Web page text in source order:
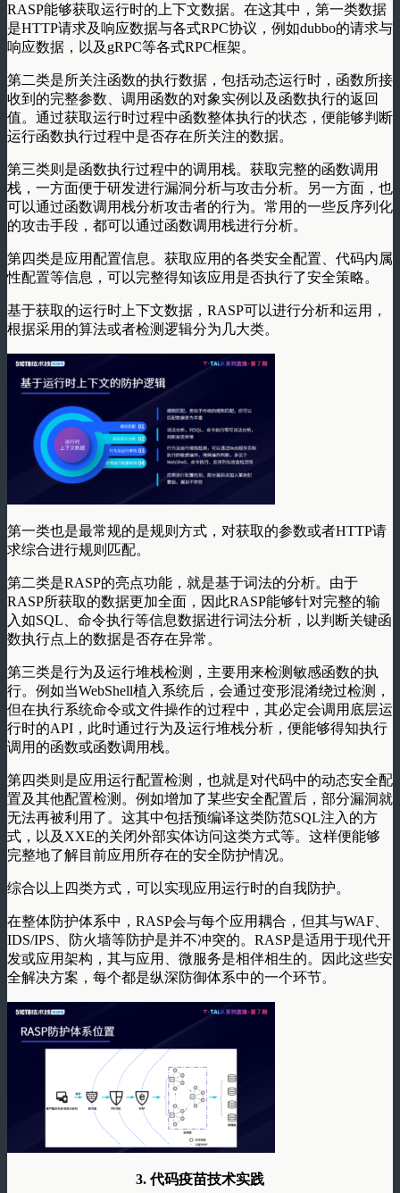
RASP能够获取运行时的上下文数据。在这其中，第一类数据
是HTTP请求及响应数据与各式RPC协议，例如dubbo的请求与
响应数据，以及gRPC等各式RPC框架。
第二类是所关注函数的执行数据，包括动态运行时，函数所接
收到的完整参数、调用函数的对象实例以及函数执行的返回
值。通过获取运行时过程中函数整体执行的状态，便能够判断
运行函数执行过程中是否存在所关注的数据。
第三类则是函数执行过程中的调用栈。获取完整的函数调用
栈，一方面便于研发进行漏洞分析与攻击分析。另一方面，也
可以通过函数调用栈分析攻击者的行为。常用的一些反序列化
的攻击手段，都可以通过函数调用栈进行分析。
第四类是应用配置信息。获取应用的各类安全配置、代码内属
性配置等信息，可以完整得知该应用是否执行了安全策略。
基于获取的运行时上下文数据，RASP可以进行分析和运用，
根据采用的算法或者检测逻辑分为几大类。
第一类也是最常规的是规则方式，对获取的参数或者HTTP请
求综合进行规则匹配。
第二类是RASP的亮点功能，就是基于词法的分析。由于
RASP所获取的数据更加全面，因此RASP能够针对完整的输
入如SQL、命令执行等信息数据进行词法分析，以判断关键函
数执行点上的数据是否存在异常。
第三类是行为及运行堆栈检测，主要用来检测敏感函数的执
行。例如当WebShell植入系统后，会通过变形混淆绕过检测，
但在执行系统命令或文件操作的过程中，其必定会调用底层运
行时的API，此时通过行为及运行堆栈分析，便能够得知执行
调用的函数或函数调用栈。
第四类则是应用运行配置检测，也就是对代码中的动态安全配
置及其他配置检测。例如增加了某些安全配置后，部分漏洞就
无法再被利用了。这其中包括预编译这类防范SQL注入的方
式，以及XXE的关闭外部实体访问这类方式等。这样便能够
完整地了解目前应用所存在的安全防护情况。
综合以上四类方式，可以实现应用运行时的自我防护。
在整体防护体系中，RASP会与每个应用耦合，但其与WAF、
IDS/IPS、防火墙等防护是并不冲突的。RASP是适用于现代开
发或应用架构，其与应用、微服务是相伴相生的。因此这些安
全解决方案，每个都是纵深防御体系中的一个环节。
3. 代码疫苗技术实践